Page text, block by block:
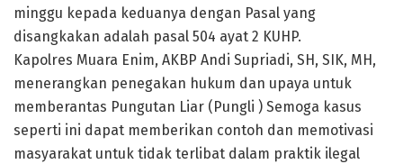
minggu kepada keduanya dengan Pasal yang
disangkakan adalah pasal 504 ayat 2 KUHP.
Kapolres Muara Enim, AKBP Andi Supriadi, SH, SIK, MH,
menerangkan penegakan hukum dan upaya untuk
memberantas Pungutan Liar (Pungli ) Semoga kasus
seperti ini dapat memberikan contoh dan memotivasi
masyarakat untuk tidak terlibat dalam praktik ilegal